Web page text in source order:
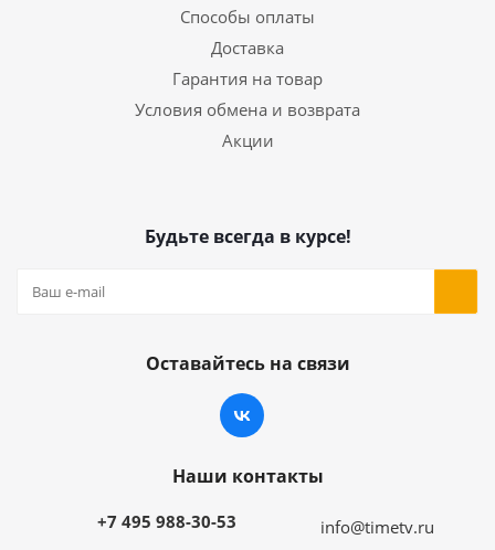
Способы оплаты
Доставка
Гарантия на товар
Условия обмена и возврата
Акции
Будьте всегда в курсе!
Оставайтесь на связи
Наши контакты
+7 495 988-30-53 info@timetv.ru